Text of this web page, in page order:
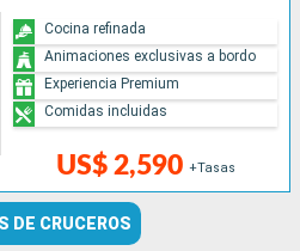
US$ 2,590 +Tasas
Cocina refinada
Animaciones exclusivas a bordo
Experiencia Premium
Comidas incluidas
DE CRUCEROS